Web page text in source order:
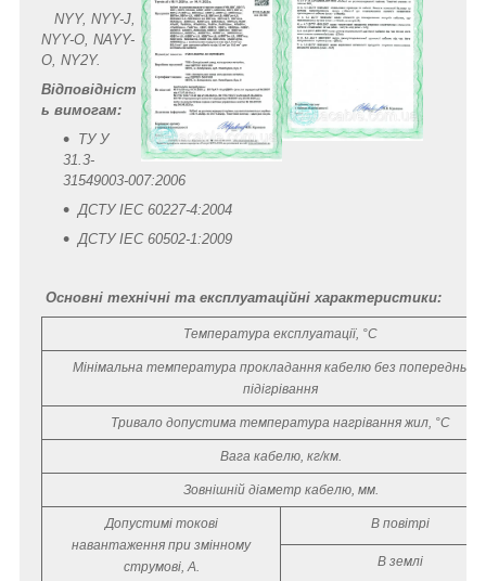
NYY, NYY-J,
NYY-O, NAYY-
O, NY2Y.
Відповідніст
ь вимогам:
ТУ У
31.3-
31549003-007:2006
ДСТУ IEС 60227-4:2004
ДСТУ IEC 60502-1:2009
Основні технічні та експлуатаційні характеристики:
Температура експлуатації, °С
Мінімальна температура прокладання кабелю без
підігрівання
Тривало допустима температура нагрівання жил, °С
Вага кабелю, кг/км.
Зовнішній діаметр кабелю, мм.
Допустимі токові
навантаження при змінному
струмові, А.
В повітрі
В землі